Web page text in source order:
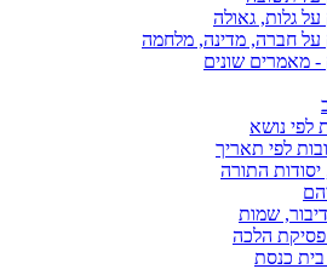
גלות, גאולה
על חברה, מדינה, מלחמה
- מאמרים שונים
לפי נושא
לפי תאריך
התורה
שמות
הלכה
כנסת